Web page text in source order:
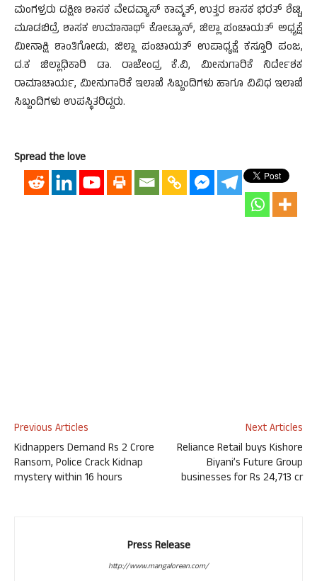
ಮಂಗಳ್ರರು ದಕ್ಷಿಣ ಶಾಸಕ ವೇದವ್ಯಾಸ್ ಕಾವ್ಮತ್, ಉತ್ತರ ಶಾಸಕ ಭರತ್ ಶೆಟ್ಟಿ,
ಮೂಡಬಿದ್ರೆ ಶಾಸಕ ಉಮಾನಾಥ್ ಕೋಟ್ಯಾನ್, ಜಿಲ್ಲಾ ಪಂಚಾಯತ್ ಅಧ್ಯಕ್ಷೆ
ಮೀನಾಕ್ಷಿ ಶಾಂತಿಗೋಡು, ಜಿಲ್ಲಾ ಪಂಚಾಯತ್ ಉಪಾಧ್ಯಕ್ಷೆ ಕಸ್ತೂರಿ ಪಂಜ,
ದ.ಕ ಜಿಲ್ಲಾಧಿಕಾರಿ ಡಾ. ರಾಜೇಂದ್ರ ಕೆ.ವಿ, ಮೀನುಗಾರಿಕೆ ನಿರ್ದೇಶಕ
ರಾಮಾಚಾರ್ಯ, ಮೀನುಗಾರಿಕೆ ಇಲಾಖೆ ಸಿಬ್ಬಂದಿಗಳು ಹಾಗೂ ವಿವಿಧ ಇಲಾಖೆ
ಸಿಬ್ಬಂದಿಗಳು ಉಪಸ್ಥಿತರಿದ್ದರು.
Spread the love
Previous Articles
Kidnappers Demand Rs 2 Crore
Ransom, Police Crack Kidnap
mystery within 16 hours
Next Articles
Reliance Retail buys Kishore
Biyani’s Future Group
businesses for Rs 24,713 cr
Press Release
http://www.mangalorean.com/